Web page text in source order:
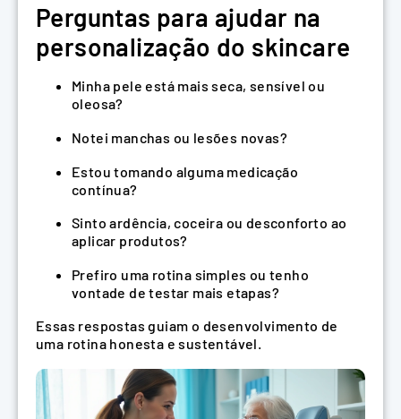
Perguntas para ajudar na
personalização do skincare
Minha pele está mais seca, sensível ou
oleosa?
Notei manchas ou lesões novas?
Estou tomando alguma medicação
contínua?
Sinto ardência, coceira ou desconforto ao
aplicar produtos?
Prefiro uma rotina simples ou tenho
vontade de testar mais etapas?
Essas respostas guiam o desenvolvimento de
uma rotina honesta e sustentável.